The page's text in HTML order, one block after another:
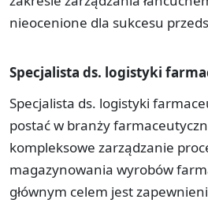
nieocenione dla sukcesu
Specjalista ds. logistyki
Specjalista ds. logistyki
postać w branży
kompleksowe zarządzanie
magazynowania wyrobów
głównym celem jest